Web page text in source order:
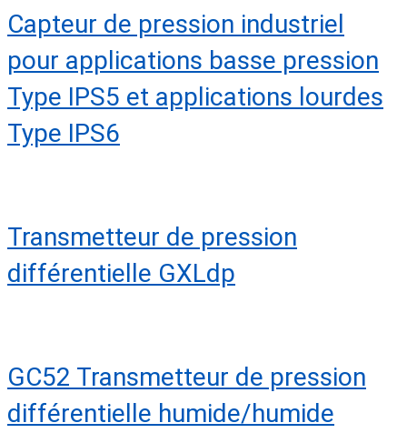
Capteur de pression industriel
pour applications basse pression
Type IPS5 et applications lourdes
Type IPS6
Transmetteur de pression
différentielle GXLdp
GC52 Transmetteur de pression
différentielle humide/humide